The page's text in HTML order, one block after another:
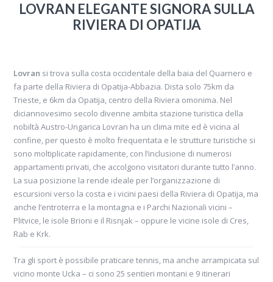
LOVRAN ELEGANTE SIGNORA SULLA
RIVIERA DI OPATIJA
Lovran si trova sulla costa occidentale della baia del Quarnero e
fa parte della Riviera di Opatija-Abbazia. Dista solo 75km da
Trieste, e 6km da Opatija, centro della Riviera omonima. Nel
diciannovesimo secolo divenne ambita stazione turistica della
nobiltà Austro-Ungarica Lovran ha un clima mite ed è vicina al
confine, per questo è molto frequentata e le strutture turistiche si
sono moltiplicate rapidamente, con l’inclusione di numerosi
appartamenti privati, che accolgono visitatori durante tutto l’anno.
La sua posizione la rende ideale per l’organizzazione di
escursioni verso la costa e i vicini paesi della Riviera di Opatija, ma
anche l’entroterra e la montagna e i Parchi Nazionali vicini –
Plitvice, le isole Brioni e il Risnjak – oppure le vicine isole di Cres,
Rab e Krk.
Tra gli sport è possibile praticare tennis, ma anche arrampicata sul
vicino monte Ucka – ci sono 25 sentieri montani e 9 itinerari